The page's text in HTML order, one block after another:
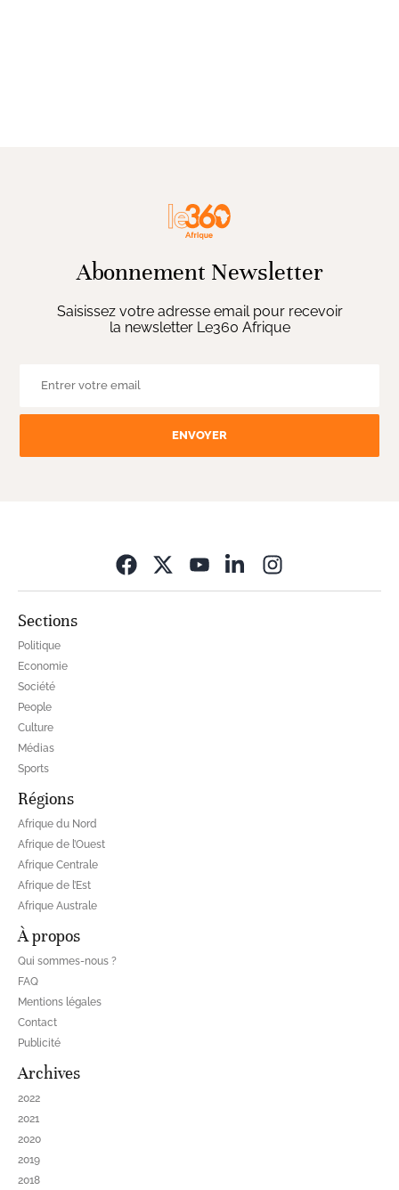
Abonnement Newsletter
Saisissez votre adresse email pour recevoir
la newsletter Le360 Afrique
ENVOYER
Sections
Politique
Economie
Société
People
Culture
Médias
Sports
Régions
Afrique du Nord
Afrique de l’Ouest
Afrique Centrale
Afrique de l’Est
Afrique Australe
À propos
Qui sommes-nous ?
FAQ
Mentions légales
Contact
Publicité
Archives
2022
2021
2020
2019
2018